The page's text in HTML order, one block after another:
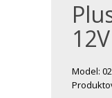
12V
Model: